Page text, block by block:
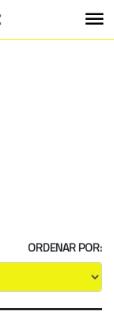
ORDENAR POR: